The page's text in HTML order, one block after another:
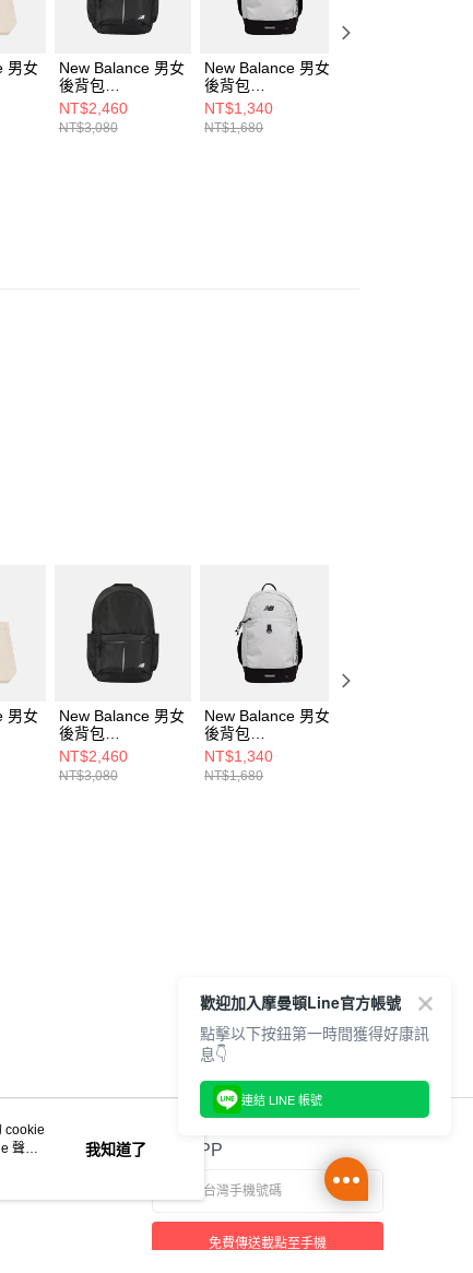
男女
New Balance 男女
後背包
AC8891DBK-F
NT$2,460
NT$3,080
New Balance 男女
後背包
LAB51002WT-F
NT$1,340
NT$1,680
男女
New Balance 男女
後背包
AC8891DBK-F
NT$2,460
NT$3,080
New Balance 男女
後背包
LAB51002WT-F
NT$1,340
NT$1,680
官方APP
免費傳送載點至手機
cookie
聲明
我知道了
歡迎加入摩曼頓Line官方帳號
點擊以下按鈕第一時間獲得好康訊
息👇
連結 LINE 帳號